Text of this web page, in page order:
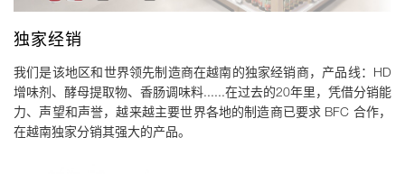
独家经销
我们是该地区和世界领先制造商在越南的独家经销商，产品线：HD
增味剂、酵母提取物、香肠调味料......在过去的20年里，凭借分销能
力、声望和声誉，越来越主要世界各地的制造商已要求 BFC 合作，
在越南独家分销其强大的产品。